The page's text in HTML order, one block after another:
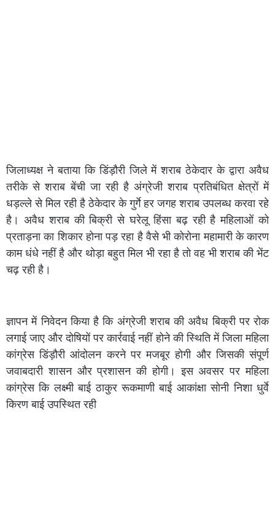
जिलाध्यक्ष ने बताया कि डिंड़ौरी जिले में शराब ठेकेदार के द्वारा अवैध
तरीके से शराब बेंची जा रही है अंग्रेजी शराब प्रतिबंधित क्षेत्रों में
धड़ल्ले से मिल रही है ठेकेदार के गुर्गे हर जगह शराब उपलब्ध करवा रहे
है। अवैध शराब की बिक्री से घरेलू हिंसा बढ़ रही है महिलाओं को
प्रताड़ना का शिकार होना पड़ रहा है वैसे भी कोरोना महामारी के कारण
काम धंधे नहीं है और थोड़ा बहुत मिल भी रहा है तो वह भी शराब की भेंट
चढ़ रही है।
ज्ञापन में निवेदन किया है कि अंग्रेजी शराब की अवैध बिक्री पर रोक
लगाई जाए और दोषियों पर कार्रवाई नहीं होने की स्थिति में जिला महिला
कांग्रेस डिंड़ौरी आंदोलन करने पर मजबूर होगी और जिसकी संपूर्ण
जवाबदारी शासन और प्रशासन की होगी। इस अवसर पर महिला
कांग्रेस कि लक्ष्मी बाई ठाकुर रूकमाणी बाई आकांक्षा सोनी निशा धुर्वे
किरण बाई उपस्थित रही